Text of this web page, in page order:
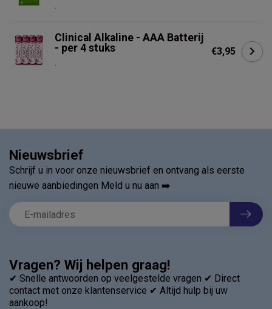
.
Clinical Alkaline - AAA Batterij
- per 4 stuks
.
€3,95
Vragen? Wij helpen graag!
✔ Snelle antwoorden op veelgestelde vragen ✔ Direct
contact met onze klantenservice ✔ Altijd hulp bij uw
aankoop!
Nieuwsbrief
Schrijf u in voor onze nieuwsbrief en ontvang als eerste
nieuwe aanbiedingen Meld u nu aan ➡️